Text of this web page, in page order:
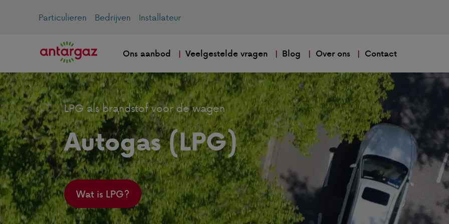
Particulieren Bedrijven Installateur
Ons aanbod Veelgestelde vragen Blog Over ons Contact
LPG als brandstof voor de wagen
Autogas (LPG)
Wat is LPG?